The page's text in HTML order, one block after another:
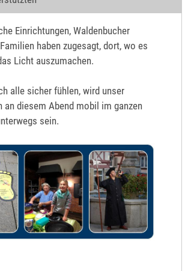
Einrichtungen, Waldenbucher
haben zugesagt, dort, wo es
Licht auszumachen.
alle sicher fühlen, wird unser
an diesem Abend mobil im ganzen
sein.